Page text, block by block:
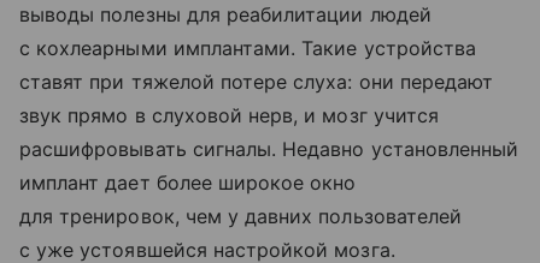
выводы полезны для реабилитации людей
с кохлеарными имплантами. Такие устройства
ставят при тяжелой потере слуха: они передают
звук прямо в слуховой нерв, и мозг учится
расшифровывать сигналы. Недавно установленный
имплант дает более широкое окно
для тренировок, чем у давних пользователей
с уже устоявшейся настройкой мозга.